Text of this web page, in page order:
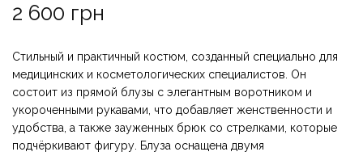
2 600 грн
Стильный и практичный костюм, созданный специально для
медицинских и косметологических специалистов. Он
состоит из прямой блузы с элегантным воротником и
укороченными рукавами, что добавляет женственности и
удобства, а также зауженных брюк со стрелками, которые
подчёркивают фигуру. Блуза оснащена двумя